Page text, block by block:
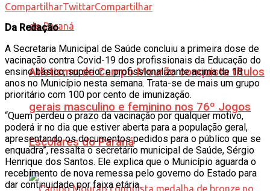
Atletismo de Campo Mourão conquista títulos
gerais masculino e feminino nos 76º Jogos
Escolares do Paraná
CompartilharTwittarCompartilhar
Da Redação
A Secretaria Municipal de Saúde concluiu a primeira dose de
vacinação contra Covid-19 dos profissionais da Educação do
ensino básico, superior e profissionalizante acima de 18
anos no Município nesta semana. Trata-se de mais um grupo
prioritário com 100 por cento de imunização.
“Quem perdeu o prazo da vacinação por qualquer motivo,
poderá ir no dia que estiver aberta para a população geral,
apresentando os documentos pedidos para o público que se
enquadra”, ressalta o secretário municipal de Saúde, Sérgio
Henrique dos Santos. Ele explica que o Município aguarda o
recebimento de nova remessa pelo governo do Estado para
dar continuidade por faixa etária.